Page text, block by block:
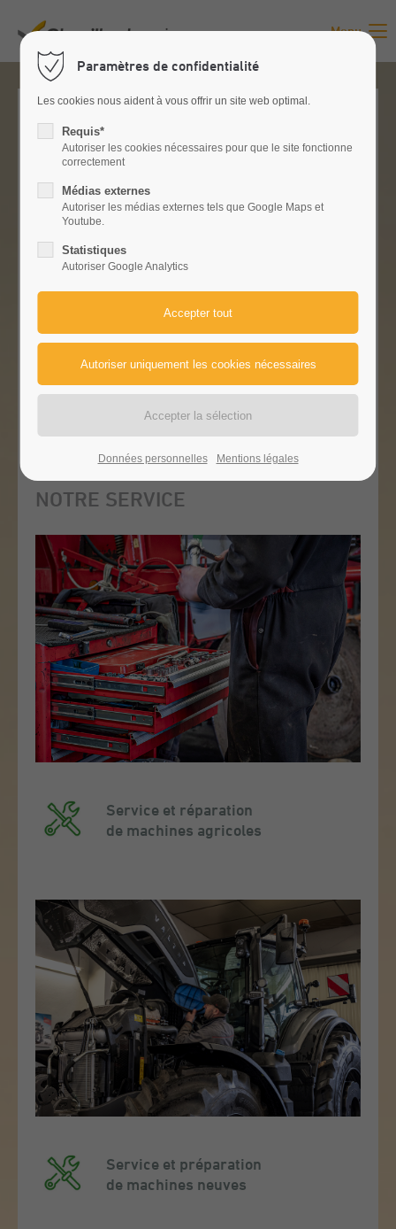
Menu
DES MARQUES FORTES, UN
SERVICE FORT
Notre objectif est de rester le partenaire
professionnel privilégié de toutes les exploitations.
Nous sommes à votre disposition après l'achat et
effectuons des réparations et des travaux
d'entretien sur les produits de toutes les marques.
NOTRE SERVICE
Service et réparation
de machines agricoles
Service et préparation
de machines neuves
Paramètres de confidentialité
Les cookies nous aident à vous offrir un site web optimal.
Requis*
Autoriser les cookies nécessaires pour que le site fonctionne
correctement
Médias externes
Autoriser les médias externes tels que Google Maps et
Youtube.
Statistiques
Autoriser Google Analytics
Données personnelles Mentions légales